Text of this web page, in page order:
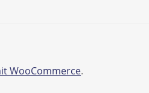
WooCommerce.